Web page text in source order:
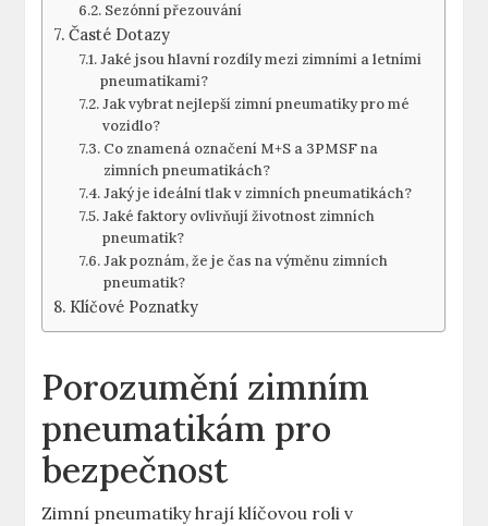
Sezónní přezouvání
Časté Dotazy
Jaké jsou hlavní rozdíly mezi zimními a letními
pneumatikami?
Jak vybrat nejlepší zimní pneumatiky pro mé
vozidlo?
Co znamená označení M+S a 3PMSF na
zimních pneumatikách?
Jaký je ideální tlak v zimních pneumatikách?
Jaké faktory ovlivňují životnost zimních
pneumatik?
Jak poznám, že je čas na výměnu zimních
pneumatik?
Klíčové Poznatky
Porozumění zimním
pneumatikám pro
bezpečnost
Zimní pneumatiky hrají klíčovou roli v